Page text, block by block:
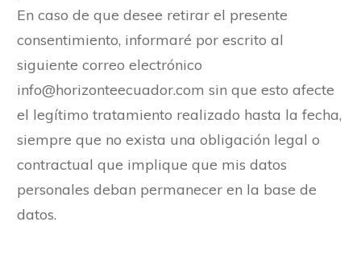
En caso de que desee retirar el presente
consentimiento, informaré por escrito al
siguiente correo electrónico
info@horizonteecuador.com sin que esto afecte
el legítimo tratamiento realizado hasta la fecha,
siempre que no exista una obligación legal o
contractual que implique que mis datos
personales deban permanecer en la base de
datos.